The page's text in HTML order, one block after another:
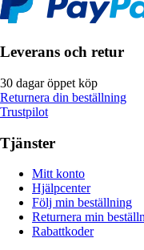
Leverans och retur
30 dagar öppet köp
Returnera din beställning
Trustpilot
Tjänster
Mitt konto
Hjälpcenter
Följ min beställning
Returnera min
Rabattkoder